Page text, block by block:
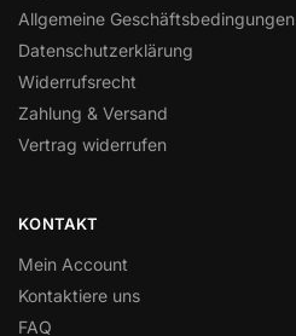
Allgemeine Geschäftsbedingungen
Datenschutzerklärung
Widerrufsrecht
Zahlung & Versand
Vertrag widerrufen
KONTAKT
Mein Account
Kontaktiere uns
FAQ